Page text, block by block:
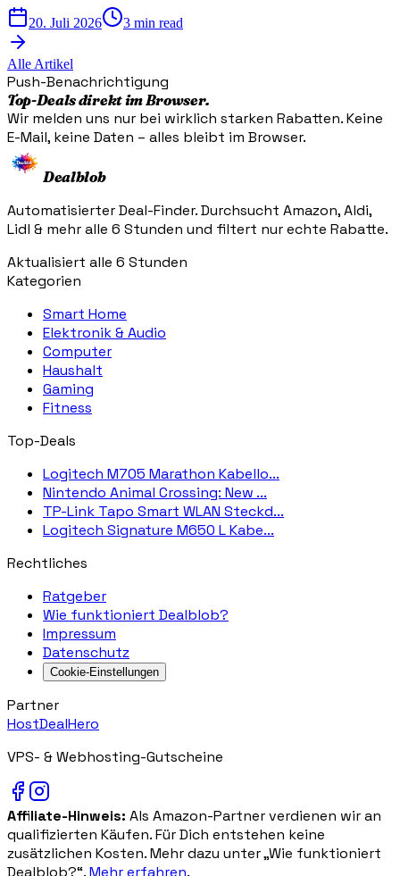
20. Juli 2026 3 min read
Alle Artikel
Push-Benachrichtigung
Top-Deals direkt im Browser.
Wir melden uns nur bei wirklich starken Rabatten. Keine
E-Mail, keine Daten – alles bleibt im Browser.
Dealblob
Automatisierter Deal-Finder. Durchsucht Amazon, Aldi,
Lidl & mehr alle 6 Stunden und filtert nur echte Rabatte.
Aktualisiert alle 6 Stunden
Kategorien
Smart Home
Elektronik & Audio
Computer
Haushalt
Gaming
Fitness
Top-Deals
Logitech M705 Marathon Kabello...
Nintendo Animal Crossing: New ...
TP-Link Tapo Smart WLAN Steckd...
Logitech Signature M650 L Kabe...
Rechtliches
Ratgeber
Wie funktioniert Dealblob?
Impressum
Datenschutz
Cookie-Einstellungen
Partner
HostDealHero
VPS- & Webhosting-Gutscheine
Affiliate-Hinweis: Als Amazon-Partner verdienen wir an
qualifizierten Käufen. Für Dich entstehen keine
zusätzlichen Kosten. Mehr dazu unter „Wie funktioniert
Dealblob?“.Mehr erfahren.